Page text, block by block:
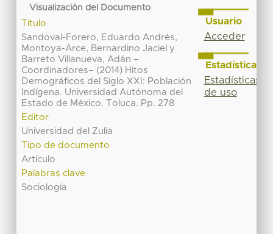
Visualización del Documento
Título
Sandoval-Forero, Eduardo Andrés,
Montoya-Arce, Bernardino Jaciel y
Barreto Villanueva, Adán –
Coordinadores– (2014) Hitos
Demográficos del Siglo XXI: Población
Indígena. Universidad Autónoma del
Estado de México. Toluca. Pp. 278
Editor
Universidad del Zulia
Tipo de documento
Artículo
Palabras clave
Sociología
Usuario
Acceder
Estadísticas
Estadísticas
de uso